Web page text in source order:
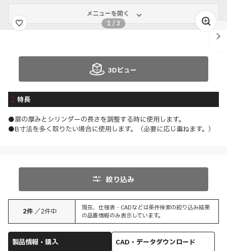
メニューを開く
1 /3
3Dビュー
特長
●扉の厚みとシリンダーの長さを調整する時に使用します。
●B寸法を多く取りたい場合に使用します。（必要に応じ重ねます。）
絞り込み
2件 ／2件中
現在、仕様表・CADなどは条件検索の絞り込み結果
の品番情報のみ表示しています。
製品情報・購入
CAD・データダウンロード